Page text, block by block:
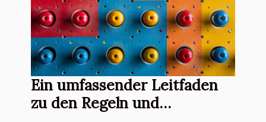
Ein umfassender Leitfaden
zu den Regeln und